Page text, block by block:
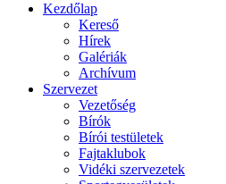
Kezdőlap
Kereső
Hírek
Galériák
Archívum
Szervezet
Vezetőség
Bírók
Bírói testületek
Fajtaklubok
Vidéki szervezetek